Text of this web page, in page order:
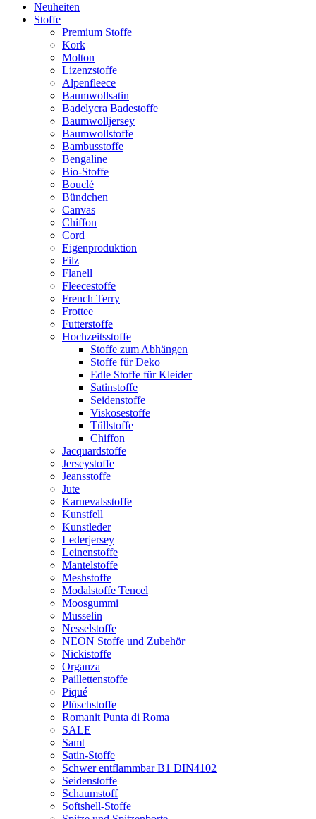
Neuheiten
Stoffe
Premium Stoffe
Kork
Molton
Lizenzstoffe
Alpenfleece
Baumwollsatin
Badelycra Badestoffe
Baumwolljersey
Baumwollstoffe
Bambusstoffe
Bengaline
Bio-Stoffe
Bouclé
Bündchen
Canvas
Chiffon
Cord
Eigenproduktion
Filz
Flanell
Fleecestoffe
French Terry
Frottee
Futterstoffe
Hochzeitsstoffe
Stoffe zum Abhängen
Stoffe für Deko
Edle Stoffe für Kleider
Satinstoffe
Seidenstoffe
Viskosestoffe
Tüllstoffe
Chiffon
Jacquardstoffe
Jerseystoffe
Jeansstoffe
Jute
Karnevalsstoffe
Kunstfell
Kunstleder
Lederjersey
Leinenstoffe
Mantelstoffe
Meshstoffe
Modalstoffe Tencel
Moosgummi
Musselin
Nesselstoffe
NEON Stoffe und Zubehör
Nickistoffe
Organza
Paillettenstoffe
Piqué
Plüschstoffe
Romanit Punta di Roma
SALE
Samt
Satin-Stoffe
Schwer entflammbar B1 DIN4102
Seidenstoffe
Schaumstoff
Softshell-Stoffe